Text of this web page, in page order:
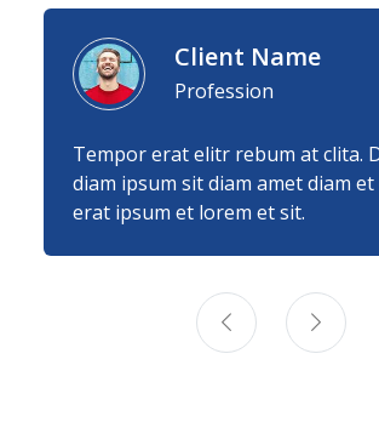
Client Name
Profession
Tempor erat elitr rebum at clita.
diam ipsum sit diam amet diam et
erat ipsum et lorem et sit.